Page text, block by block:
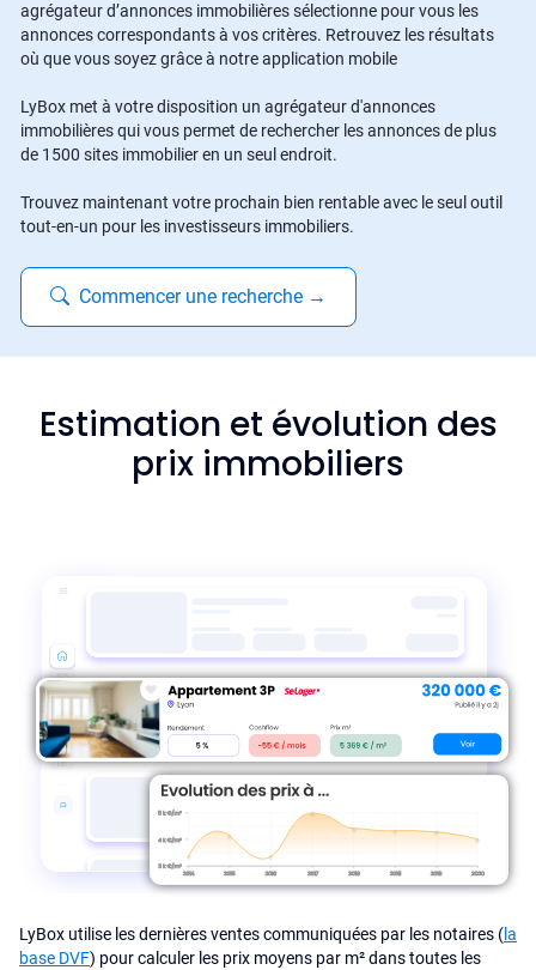
agrégateur d’annonces immobilières sélectionne pour vous les
annonces correspondants à vos critères. Retrouvez les résultats
où que vous soyez grâce à notre application mobile
LyBox met à votre disposition un agrégateur d'annonces
immobilières qui vous permet de rechercher les annonces de plus
de 1500 sites immobilier en un seul endroit.
Trouvez maintenant votre prochain bien rentable avec le seul outil
tout-en-un pour les investisseurs immobiliers.
Commencer une recherche →
Estimation et évolution des
prix immobiliers
LyBox utilise les dernières ventes communiquées par les notaires (la
base DVF) pour calculer les prix moyens par m² dans toutes les